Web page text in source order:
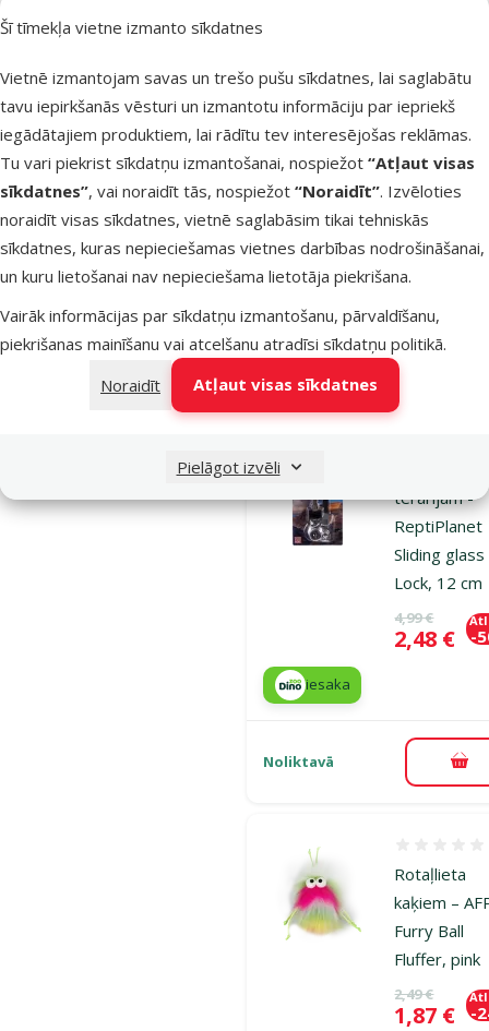
Šī tīmekļa vietne izmanto sīkdatnes
Vietnē izmantojam savas un trešo pušu sīkdatnes, lai saglabātu
tavu iepirkšanās vēsturi un izmantotu informāciju par iepriekš
iegādātajiem produktiem, lai rādītu tev interesējošas reklāmas.
Tu vari piekrist sīkdatņu izmantošanai, nospiežot “Atļaut visas
sīkdatnes”, vai noraidīt tās, nospiežot “Noraidīt”. Izvēloties
noraidīt visas sīkdatnes, vietnē saglabāsim tikai tehniskās
sīkdatnes, kuras nepieciešamas vietnes darbības nodrošināšanai,
un kuru lietošanai nav nepieciešama lietotāja piekrišana.
Vairāk informācijas par sīkdatņu izmantošanu, pārvaldīšanu,
piekrišanas mainīšanu vai atcelšanu atradīsi sīkdatņu politikā.
Noraidīt
Atļaut visas sīkdatnes
Pielāgot izvēli
akvārijam –
ReptiPlanet
XL, 55–100
Oriģinālā
21,99 €
Cena
10,98 €
iesaka
Noliktavā
terārijam -
ReptiPlanet
Sliding glass
Lock, 12 cm
Oriģinālā
4,99 €
Cena
2,48 € -
iesaka
Noliktavā
Rotaļlieta
kaķiem –
Furry Ball
Fluffer, pink
Oriģinālā
2,49 €
Cena
1,87 € -